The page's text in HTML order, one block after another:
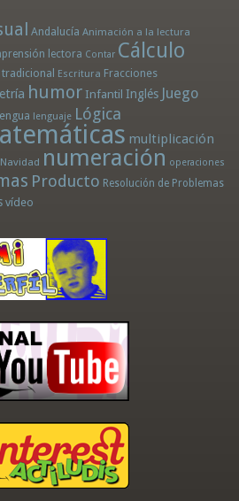
Andalucía Animación a la lectura
lectora Contar Cálculo
tradicional Escritura Fracciones
humor Infantil Inglés Juego
lenguaje Lógica
multiplicación
Navidad numeración operaciones
Producto Resolución de Problemas
vídeo